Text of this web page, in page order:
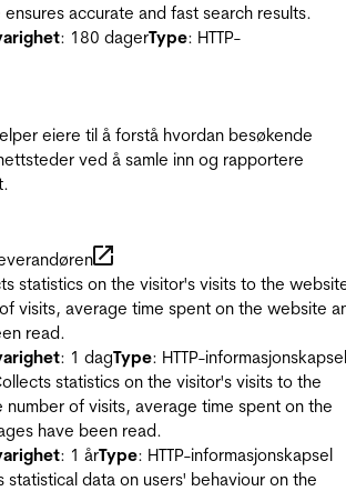
accurate and fast search results.
: 180 dagerType: HTTP-
eiere til å forstå hvordan besøkende
ved å samle inn og rapportere
statistics on the visitor's visits to the
visits, average time spent on the website
read.
: 1 dagType: HTTP-informasjonskapsel
statistics on the visitor's visits to the
number of visits, average time spent on the
have been read.
: 1 årType: HTTP-informasjonskapsel
statistical data on users' behaviour on the